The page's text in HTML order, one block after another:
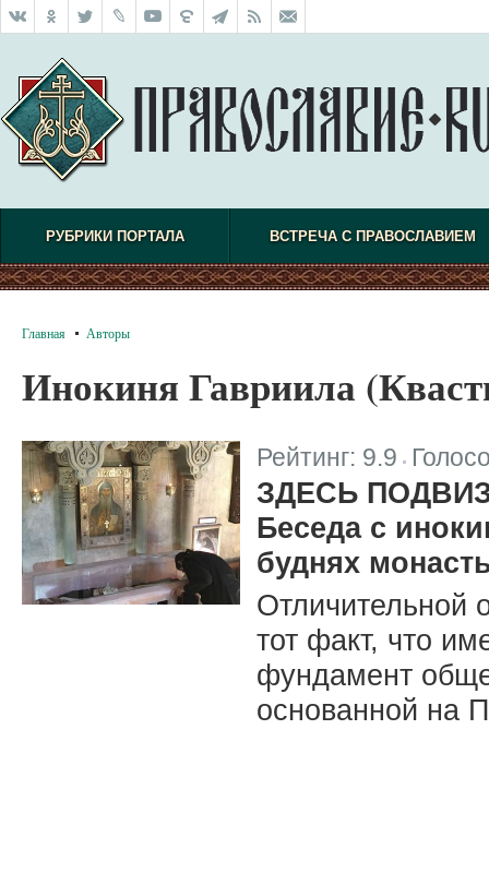
РУБРИКИ ПОРТАЛА ВСТРЕЧА С ПРАВОСЛАВИЕМ
Главная Авторы
Инокиня Гавриила
Рейтинг: 9.9
ЗДЕСЬ
Беседа с
буднях
Отличительной
тот факт, что
фундамент
основанной на